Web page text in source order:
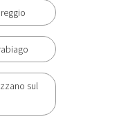
sul